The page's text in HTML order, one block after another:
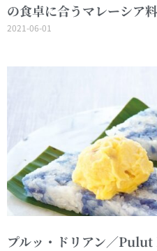
の食卓に合うマレーシア
2021-06-01
プルッ・ドリアン／